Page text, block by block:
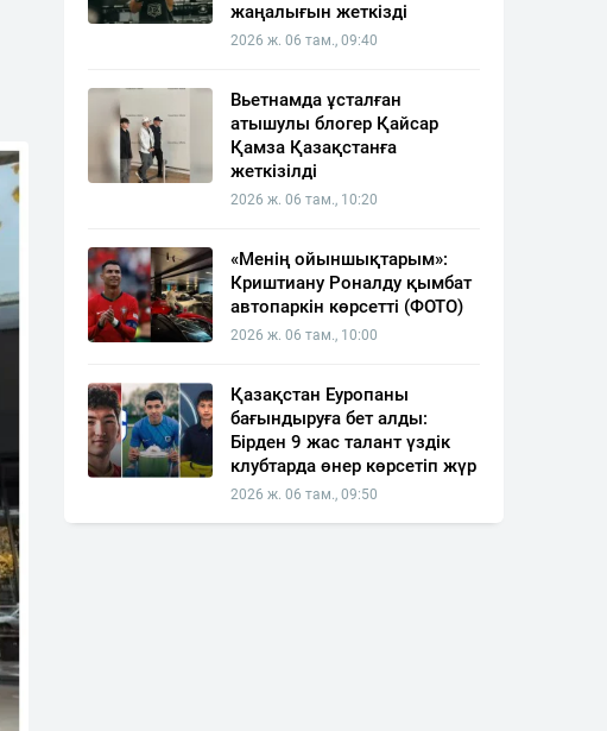
жаңалығын жеткізді
2026 ж. 06 там., 09:40
Вьетнамда ұсталған
атышулы блогер Қайсар
Қамза Қазақстанға
жеткізілді
2026 ж. 06 там., 10:20
«Менің ойыншықтарым»:
Криштиану Роналду қымбат
автопаркін көрсетті (ФОТО)
2026 ж. 06 там., 10:00
Қазақстан Еуропаны
бағындыруға бет алды:
Бірден 9 жас талант үздік
клубтарда өнер көрсетіп жүр
2026 ж. 06 там., 09:50